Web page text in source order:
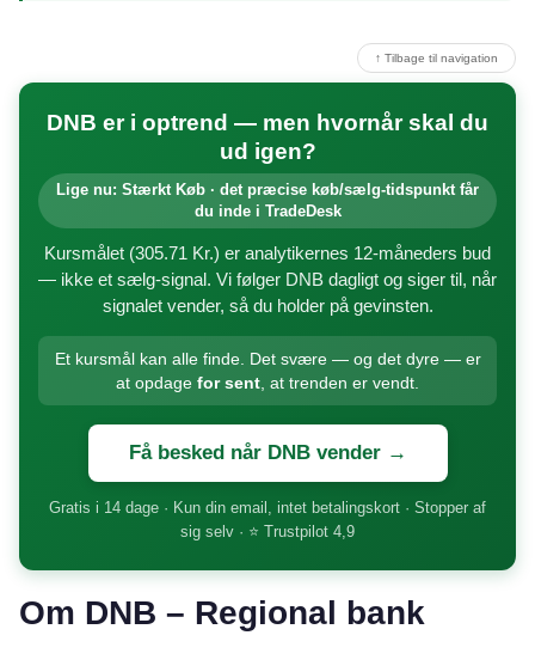
↑ Tilbage til navigation
DNB er i optrend — men hvornår skal du
ud igen?
Lige nu: Stærkt Køb · det præcise køb/sælg-tidspunkt får
du inde i TradeDesk
Kursmålet (305.71 Kr.) er analytikernes 12-måneders bud
— ikke et sælg-signal. Vi følger DNB dagligt og siger til, når
signalet vender, så du holder på gevinsten.
Et kursmål kan alle finde. Det svære — og det dyre — er
at opdage for sent, at trenden er vendt.
Få besked når DNB vender →
Gratis i 14 dage · Kun din email, intet betalingskort · Stopper af
sig selv · ⭐ Trustpilot 4,9
Om DNB – Regional bank